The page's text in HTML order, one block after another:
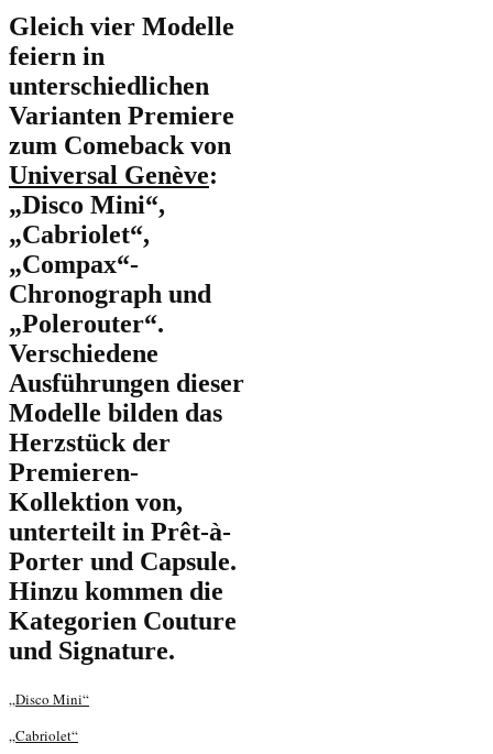
Gleich vier Modelle
feiern in
unterschiedlichen
Varianten Premiere
zum Comeback von
Universal Genève:
„Disco Mini“,
„Cabriolet“,
„Compax“-
Chronograph und
„Polerouter“.
Verschiedene
Ausführungen dieser
Modelle bilden das
Herzstück der
Premieren-
Kollektion von,
unterteilt in Prêt-à-
Porter und Capsule.
Hinzu kommen die
Kategorien Couture
und Signature.
„Disco Mini“
„Cabriolet“